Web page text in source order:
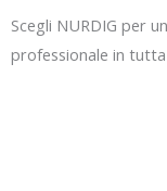
Scegli NURDIG per
professionale in tutta